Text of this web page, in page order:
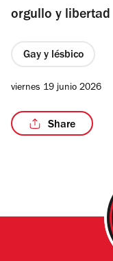
orgullo y libertad
Gay y lésbico
viernes 19 junio 2026
Share